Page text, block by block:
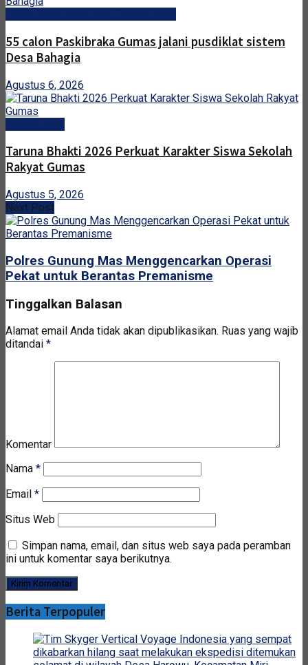
55 calon Paskibraka Gumas jalani pusdiklat sistem
Desa Bahagia
Agustus 6, 2026
Taruna Bhakti 2026 Perkuat Karakter Siswa Sekolah
Rakyat Gumas
Agustus 5, 2026
Next Post
Polres Gunung Mas Menggencarkan Operasi
Pekat untuk Berantas Premanisme
Tinggalkan Balasan
Alamat email Anda tidak akan dipublikasikan. Ruas yang wajib
ditandai *
Komentar
Nama *
Email *
Situs Web
Simpan nama, email, dan situs web saya pada peramban
ini untuk komentar saya berikutnya.
Berita Terpopuler